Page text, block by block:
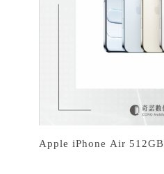
Apple iPhone Air 512GB